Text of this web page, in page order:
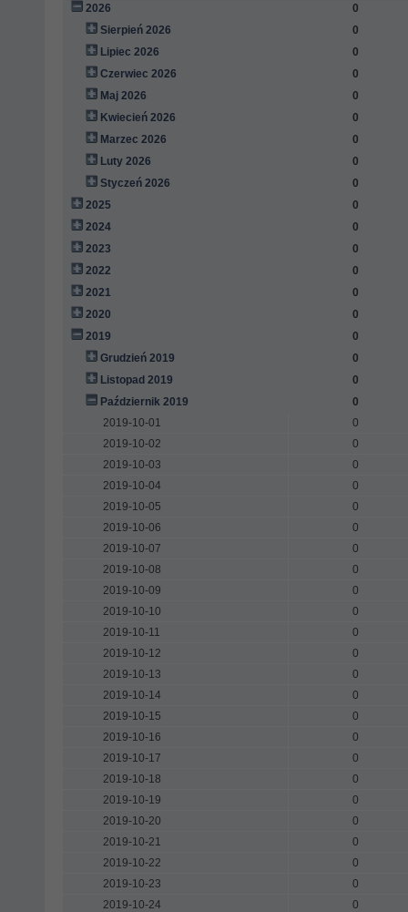
2026
0
Sierpień 2026
0
Lipiec 2026
0
Czerwiec 2026
0
Maj 2026
0
Kwiecień 2026
0
Marzec 2026
0
Luty 2026
0
Styczeń 2026
0
2025
0
2024
0
2023
0
2022
0
2021
0
2020
0
2019
0
Grudzień 2019
0
Listopad 2019
0
Październik 2019
0
2019-10-01
0
2019-10-02
0
2019-10-03
0
2019-10-04
0
2019-10-05
0
2019-10-06
0
2019-10-07
0
2019-10-08
0
2019-10-09
0
2019-10-10
0
2019-10-11
0
2019-10-12
0
2019-10-13
0
2019-10-14
0
2019-10-15
0
2019-10-16
0
2019-10-17
0
2019-10-18
0
2019-10-19
0
2019-10-20
0
2019-10-21
0
2019-10-22
0
2019-10-23
0
2019-10-24
0